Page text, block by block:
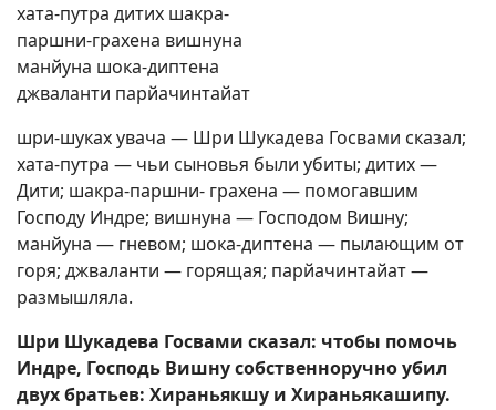
хата-путра дитих шакра-
паршни-грахена вишнуна
манйуна шока-диптена
джваланти парйачинтайат
шри-шуках увача — Шри Шукадева Госвами сказал;
хата-путра — чьи сыновья были убиты; дитих —
Дити; шакра-паршни- грахена — помогавшим
Господу Индре; вишнуна — Господом Вишну;
манйуна — гневом; шока-диптена — пылающим от
горя; джваланти — горящая; парйачинтайат —
размышляла.
Шри Шукадева Госвами сказал: чтобы помочь
Индре, Господь Вишну собственноручно убил
двух братьев: Хираньякшу и Хираньякашипу.